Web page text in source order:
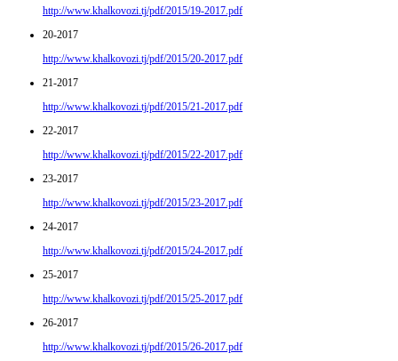
http://www.khalkovozi.tj/pdf/2015/19-2017.pdf
20-2017
http://www.khalkovozi.tj/pdf/2015/20-2017.pdf
21-2017
http://www.khalkovozi.tj/pdf/2015/21-2017.pdf
22-2017
http://www.khalkovozi.tj/pdf/2015/22-2017.pdf
23-2017
http://www.khalkovozi.tj/pdf/2015/23-2017.pdf
24-2017
http://www.khalkovozi.tj/pdf/2015/24-2017.pdf
25-2017
http://www.khalkovozi.tj/pdf/2015/25-2017.pdf
26-2017
http://www.khalkovozi.tj/pdf/2015/26-2017.pdf